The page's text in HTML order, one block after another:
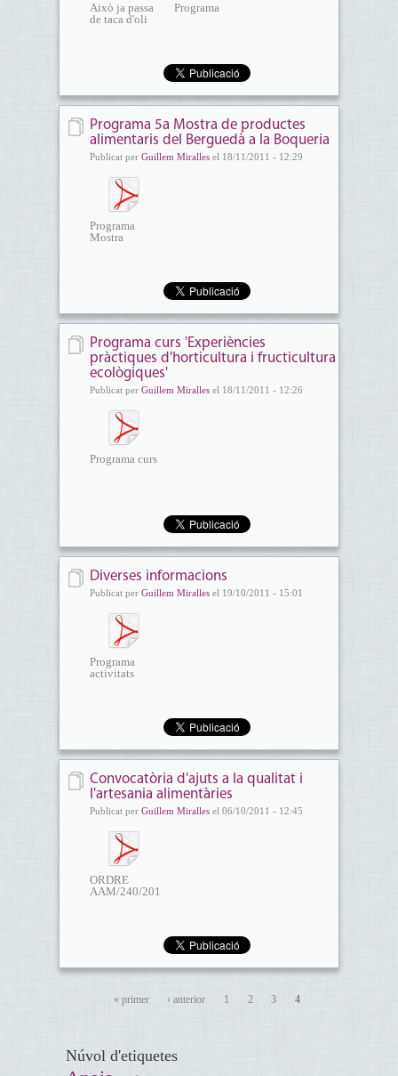
Això ja passa
de taca d'oli
Programa
Programa 5a Mostra de productes
alimentaris del Berguedà a la Boqueria
Publicat per Guillem Mirallesel 18/11/2011 - 12:29
Programa
Mostra
Programa curs 'Experiències
pràctiques d'horticultura i fructicultura
ecològiques'
Publicat per Guillem Mirallesel 18/11/2011 - 12:26
Programa curs
Diverses informacions
Publicat per Guillem Mirallesel 19/10/2011 - 15:01
Programa
activitats
Convocatòria d'ajuts a la qualitat i
l'artesania alimentàries
Publicat per Guillem Mirallesel 06/10/2011 - 12:45
ORDRE
AAM/240/2011,
« primer ‹ anterior 1 2 3 4
Núvol d'etiquetes